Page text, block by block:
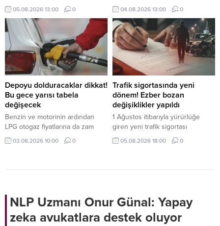
Bankası, 13 yıl aradan sonra altın
piyasasına dönüyor. Merkez
bankası, altın rezervlerini
muhafaza ettiği fiziki depolama
noktalarını da çeşitlendirmeyi
hedefliyor.
05.08.2026 13:00 0
kadar yükselen Brent petrolün
ekim vadeli varil fiyatı, günü 83,77
dolardan tamamladı.
04.08.2026 13:00 0
Depoyu dolduracaklar dikkat!
Bu gece yarısı tabela
değişecek
Benzin ve motorinin ardından
LPG otogaz fiyatlarına da zam
geliyor. 4 Ağustos gece
yarısından itibaren geçerli olacak
03.08.2026 10:00 0
Trafik sigortasında yeni
dönem! Ezber bozan
değişiklikler yapıldı
1 Ağustos itibarıyla yürürlüğe
giren yeni trafik sigortası
düzenlemesiyle eksper atamaları
dijital sistem üzerinden yapılacak,
05.08.2026 18:00 0
NLP Uzmanı Onur Günal: Yapay
zeka avukatlara destek oluyor